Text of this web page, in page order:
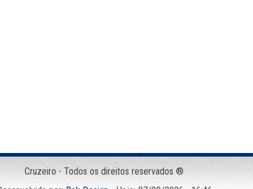
Cruzeiro - Todos os direitos reservados ®